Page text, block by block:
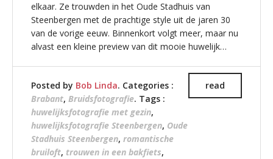
elkaar. Ze trouwden in het Oude Stadhuis van
Steenbergen met de prachtige style uit de jaren 30
van de vorige eeuw. Binnenkort volgt meer, maar nu
alvast een kleine preview van dit mooie huwelijk…
read
Posted by Bob Linda. Categories :
Brabant, Bruidsfotografie. Tags :
huwelijksfotografie met gezin,
huwelijksfotografie Steenbergen, Oude
Stadhuis Steenbergen, romantische
bruiloft, trouwen in een bakfiets,